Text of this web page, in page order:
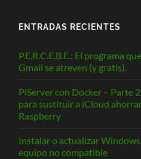
ENTRADAS RECIENTES
P.E.R.C.E.B.E.: El programa
Gmail se atreven (y gratis).
PiServer con Docker – Parte
para sustituir a iCloud
Raspberry
Instalar o actualizar
equipo no compatible